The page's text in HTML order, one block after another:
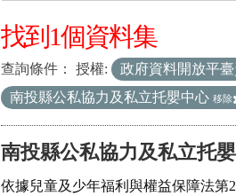
找到1個資料集
查詢條件： 授權: 政府資料開放平
南投縣公私協力及私立托嬰中心 移除
南投縣公私協力及私立托
依據兒童及少年福利與權益保障法第